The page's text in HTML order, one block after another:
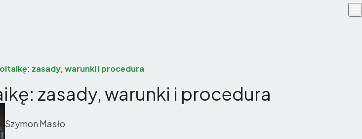
zasady, warunki i procedura
zasady, warunki i procedura
Szymon Masło